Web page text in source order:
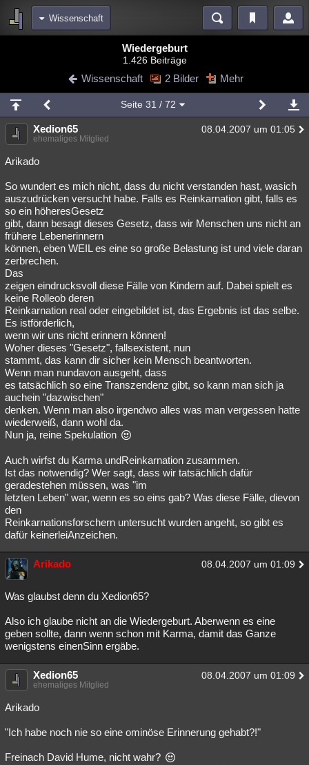
Wissenschaft
Blogs Videos
Chat Wiki Neuigkeiten
meine Rubriken
Menschen Wissenschaft Mystery Kriminalfälle
Spiritualität
Natur Umfragen Unterhaltung
weitere Rubriken
Philosophie Träume Orte Esoterik Literatur
Astronomie Helpdesk Gruppen Gaming Filme
Musik Clash Verbesserungen Allmystery English
Übersichten
Besucht Teilgenommen
Lesenswert Schlüsselwörter
Wiedergeburt
1.426 Beiträge
Wissenschaft 2 Bilder Mehr
Seite 31 / 72
Xedion65 08.04.2007 um 01:05
ehemaliges Mitglied
Arikado
So wundert es mich nicht, dass du nicht verstanden hast, wasich
auszudrücken versucht habe. Falls es Reinkarnation gibt, falls es
so ein höheresGesetz
gibt, dann besagt dieses Gesetz, dass wir Menschen uns nicht an
frühere Lebenerinnern
können, eben WEIL es eine so große Belastung ist und viele daran
zerbrechen.
Das
zeigen eindrucksvoll diese Fälle von Kindern auf. Dabei spielt es
keine Rolleob deren
Reinkarnation real oder eingebildet ist, das Ergebnis ist das selbe.
Es istförderlich,
wenn wir uns nicht erinnern können!
Woher dieses "Gesetz", fallsexistent, nun
stammt, das kann dir sicher kein Mensch beantworten.
Wenn man nundavon ausgeht, dass
es tatsächlich so eine Transzendenz gibt, so kann man sich ja
auchein "dazwischen"
denken. Wenn man also irgendwo alles was man vergessen hatte
wiederweiß, dann wohl da.
Nun ja, reine Spekulation
Auch wirfst du Karma undReinkarnation zusammen.
Ist das notwendig? Wer sagt, dass wir tatsächlich dafür
geradestehen müssen, was "im
letzten Leben" war, wenn es so eins gab? Was diese Fälle, dievon
den
Reinkarnationsforschern untersucht wurden angeht, so gibt es
dafür keinerleiAnzeichen.
Arikado 08.04.2007 um 01:09
Was glaubst denn du Xedion65?
Also ich glaube nicht an die Wiedergeburt. Aberwenn es eine
geben sollte, dann wenn schon mit Karma, damit das Ganze
wenigstens einenSinn ergäbe.
Xedion65 08.04.2007 um 01:09
ehemaliges Mitglied
Arikado
"Ich habe noch nie so eine ominöse Erinnerung gehabt?!"
Freinach David Hume, nicht wahr?